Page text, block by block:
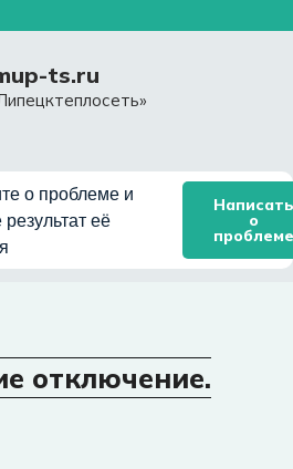
ts.ru
о проблеме и
её
Написать
о
проблеме
отключение.